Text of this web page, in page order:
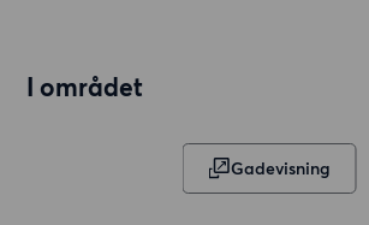
I området
Gadevisning